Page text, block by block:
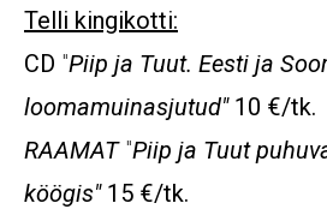
Telli kingikotti:
CD "Piip ja Tuut. Eesti ja
loomamuinasjutud" 10 €/tk.
RAAMAT"Piip ja Tuut
köögis" 15 €/tk.